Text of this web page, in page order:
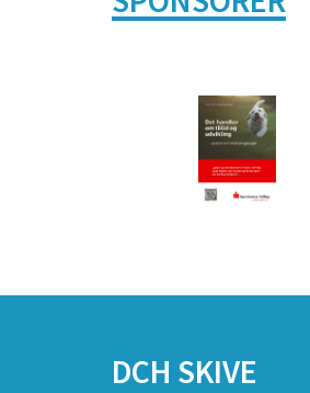
DCH SKIVE